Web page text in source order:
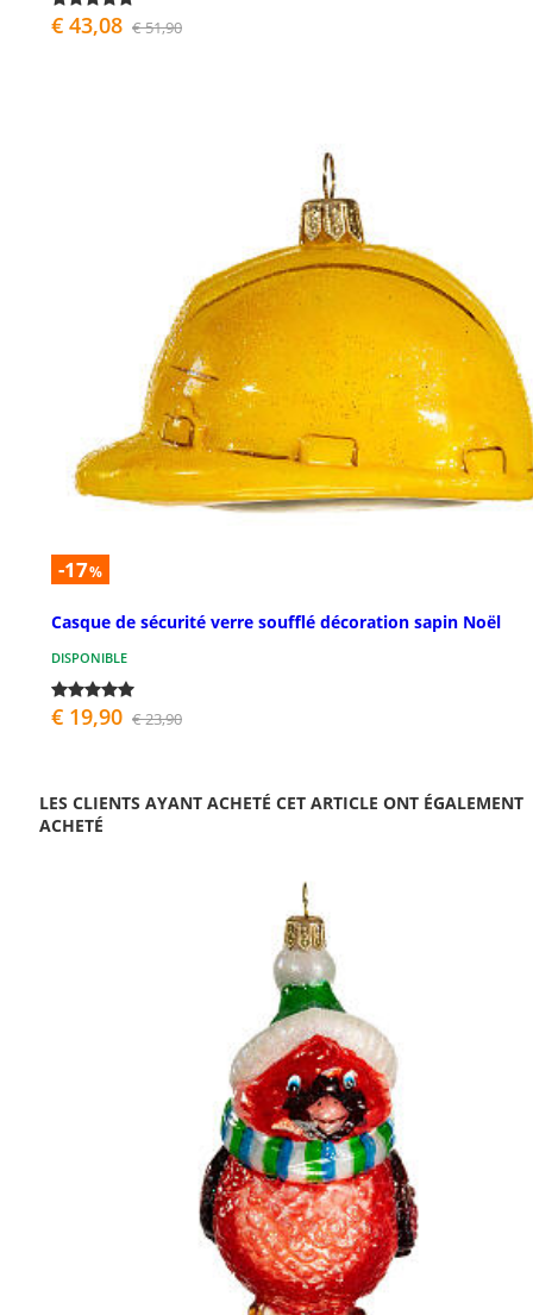
€ 43,08 € 51,90
-17%
Casque de sécurité verre soufflé décoration sapin Noël
DISPONIBLE
€ 19,90 € 23,90
LES CLIENTS AYANT ACHETÉ CET ARTICLE ONT ÉGALEMENT
ACHETÉ